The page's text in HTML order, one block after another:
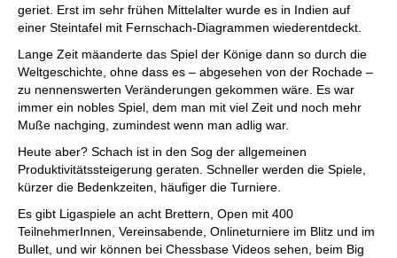
geriet. Erst im sehr frühen Mittelalter wurde es in Indien auf
einer Steintafel mit Fernschach-Diagrammen wiederentdeckt.
Lange Zeit mäanderte das Spiel der Könige dann so durch die
Weltgeschichte, ohne dass es – abgesehen von der Rochade –
zu nennenswerten Veränderungen gekommen wäre. Es war
immer ein nobles Spiel, dem man mit viel Zeit und noch mehr
Muße nachging, zumindest wenn man adlig war.
Heute aber? Schach ist in den Sog der allgemeinen
Produktivitätssteigerung geraten. Schneller werden die Spiele,
kürzer die Bedenkzeiten, häufiger die Turniere.
Es gibt Ligaspiele an acht Brettern, Open mit 400
TeilnehmerInnen, Vereinsabende, Onlineturniere im Blitz und im
Bullet, und wir können bei Chessbase Videos sehen, beim Big